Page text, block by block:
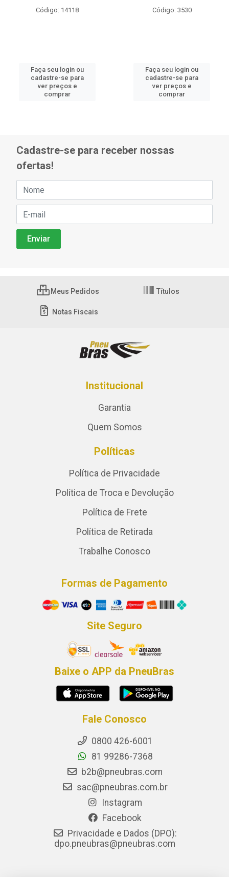
Código: 14118
Faça seu login ou
cadastre-se para
ver preços e
comprar
Código: 3530
Faça seu login ou
cadastre-se para
ver preços e
comprar
Cadastre-se para receber nossas
ofertas!
Meus Pedidos Títulos
Notas Fiscais
Institucional
Garantia
Quem Somos
Políticas
Política de Privacidade
Política de Troca e Devolução
Política de Frete
Política de Retirada
Trabalhe Conosco
Formas de Pagamento
Site Seguro
Baixe o APP da PneuBras
Fale Conosco
0800 426-6001
81 99286-7368
b2b@pneubras.com
sac@pneubras.com.br
Instagram
Facebook
Privacidade e Dados (DPO):
dpo.pneubras@pneubras.com